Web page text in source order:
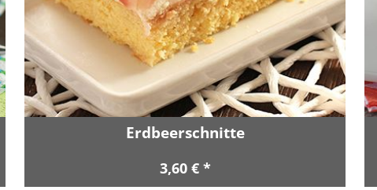
Erdbeerschnitte
3,60 € *